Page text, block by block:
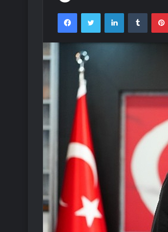
FacebookTwitter LinkedInTumblr